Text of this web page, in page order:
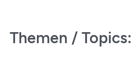
Themen / Topics: